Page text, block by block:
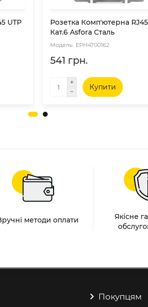
UTP
Розетка Комп'ютерна
Кат.6 Asfora Сталь
EPH4700162
541 грн.
Купити
методи оплати
Якісне
Покупцям